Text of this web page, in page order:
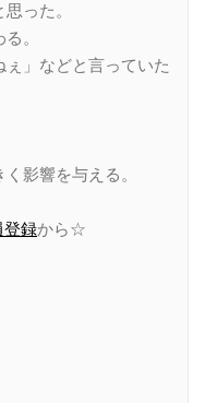
った。
。
」などと言っていた
影響を与える。
登録から☆